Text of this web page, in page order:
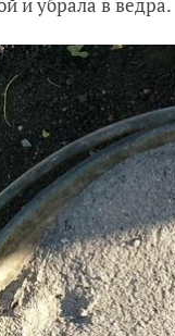
и убрала в ведра.